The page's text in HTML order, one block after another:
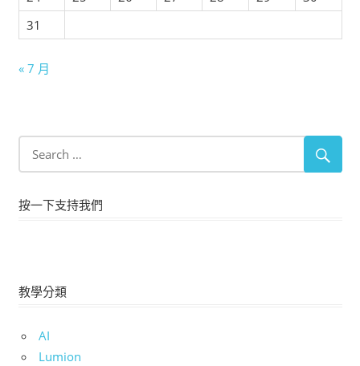
31
« 7 月
按一下支持我們
教學分類
AI
Lumion